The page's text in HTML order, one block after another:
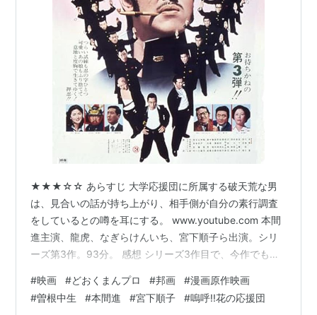
実録阿部定
嗚呼!!花の応援団 シリーズ
肉体の門
ダイナマイトどんどん
わるいやつら
悪霊島
薄化粧
…など。
★★★☆☆ あらすじ 大学応援団に所属する破天荒な男
は、見合いの話が持ち上がり、相手側が自分の素行調査
をしているとの噂を耳にする。 www.youtube.com 本間
進主演、龍虎、なぎらけんいち、宮下順子ら出演。シリ
ーズ第3作。93分。 感想 シリーズ3作目で、今作でもま
としていて、バケモノじみた得体の知れなさはだいぶな
くなってしまった。ただ、これまでがリアル過ぎただけ
#映画 #どおくまんプロ #邦画 #漫画原作映画
#曽根中生 #本間進 #宮下順子 #嗚呼!!花の応援団